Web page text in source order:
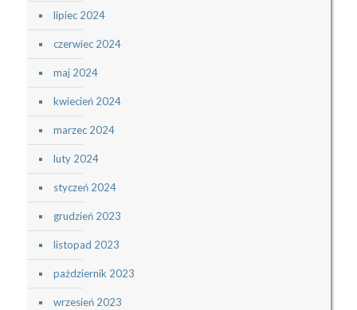
lipiec 2024
czerwiec 2024
maj 2024
kwiecień 2024
marzec 2024
luty 2024
styczeń 2024
grudzień 2023
listopad 2023
październik 2023
wrzesień 2023